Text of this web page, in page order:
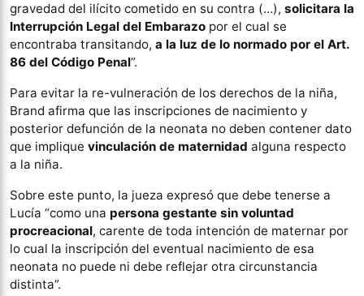
gravedad del ilícito cometido en su contra (…), solicitara la
Interrupción Legal del Embarazo por el cual se
encontraba transitando, a la luz de lo normado por el Art.
86 del Código Penal”.
Para evitar la re-vulneración de los derechos de la niña,
Brand afirma que las inscripciones de nacimiento y
posterior defunción de la neonata no deben contener dato
que implique vinculación de maternidad alguna respecto
a la niña.
Sobre este punto, la jueza expresó que debe tenerse a
Lucía “como una persona gestante sin voluntad
procreacional, carente de toda intención de maternar por
lo cual la inscripción del eventual nacimiento de esa
neonata no puede ni debe reflejar otra circunstancia
distinta”.